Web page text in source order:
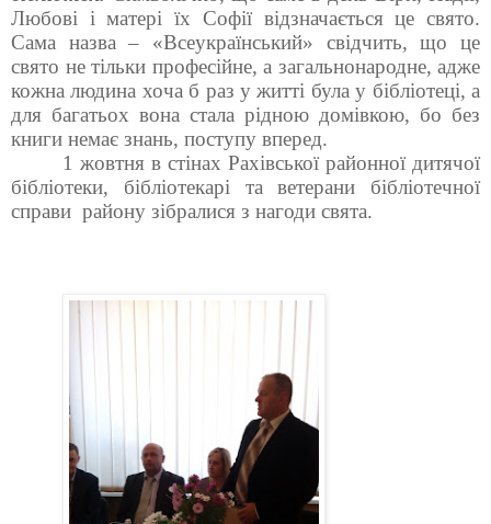
Любові і матері їх Софії відзначається це свято.
Сама назва – «Всеукраїнський» свідчить, що це
свято не тільки професійне, а загальнонародне, адже
кожна людина хоча б раз у житті була у бібліотеці, а
для багатьох вона стала рідною домівкою, бо без
книги немає знань, поступу вперед.
1 жовтня в стінах Рахівської районної дитячої
бібліотеки, бібліотекарі та ветерани бібліотечної
справи району зібралися з нагоди свята.